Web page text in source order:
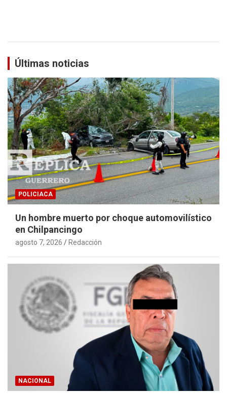
Últimas noticias
POLICIACA
Un hombre muerto por choque automovilístico
en Chilpancingo
agosto 7, 2026 Redacción
NACIONAL